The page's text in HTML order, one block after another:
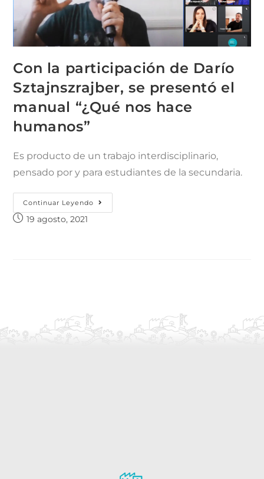
Con la participación de Darío
Sztajnszrajber, se presentó el
manual “¿Qué nos hace
humanos”
Es producto de un trabajo interdisciplinario,
pensado por y para estudiantes de la secundaria.
Continuar Leyendo
19 agosto, 2021